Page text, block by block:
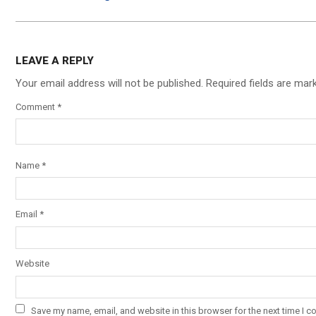
LEAVE A REPLY
Your email address will not be published. Required fields are
Comment *
Name *
Email *
Website
Save my name, email, and website in this browser for the next time I